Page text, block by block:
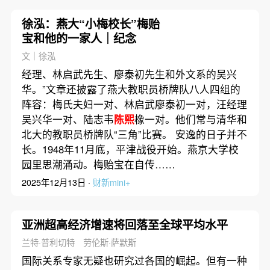
徐泓：燕大“小梅校长”梅贻
宝和他的一家人｜纪念
文｜徐泓
经理、林启武先生、廖泰初先生和外文系的吴兴
华。”文章还披露了燕大教职员桥牌队八人四组的
阵容：梅氏夫妇一对、林启武廖泰初一对，汪经理
吴兴华一对、陆志韦陈熙橡一对。他们常与清华和
北大的教职员桥牌队“三角”比赛。 安逸的日子并不
长。1948年11月底，平津战役开始。燕京大学校
园里思潮涌动。梅贻宝在自传……
2025年12月13日 · 财新mini+
亚洲超高经济增速将回落至全球平均水平
兰特·普利切特 劳伦斯·萨默斯
国际关系专家无疑也研究过各国的崛起。但有一种